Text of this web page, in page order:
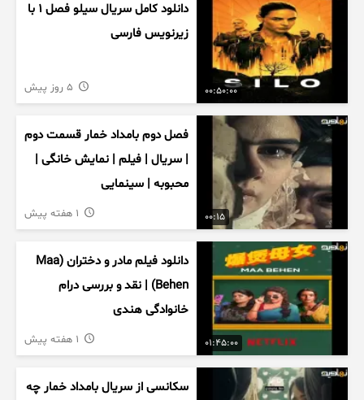
00:50:00
دانلود کامل سریال سیلو فصل ۱ با
زیرنویس فارسی
00:15
فصل دوم بامداد خمار قسمت دوم
| سریال | فیلم | نمایش خانگی |
محبوبه | سینمایی
01:45:00
دانلود فیلم مادر و دختران (Maa
Behen) | نقد و بررسی درام
خانوادگی هندی
سکانسی از سریال بامداد خمار چه